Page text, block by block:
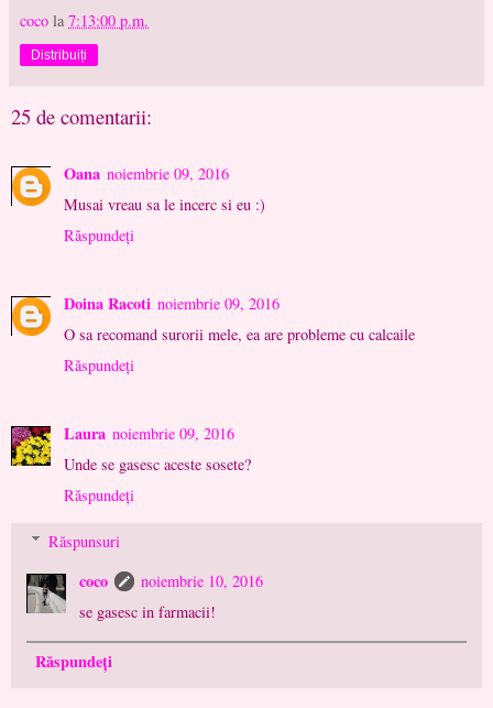
coco la 7:13:00 p.m.
Distribuiți
25 de comentarii:
Oana noiembrie 09, 2016
Musai vreau sa le incerc si eu :)
Răspundeți
Doina Racoti noiembrie 09, 2016
O sa recomand surorii mele, ea are probleme cu calcaile
Răspundeți
Laura noiembrie 09, 2016
Unde se gasesc aceste sosete?
Răspundeți
Răspunsuri
coco
noiembrie 10, 2016
se gasesc in farmacii!
Răspundeți